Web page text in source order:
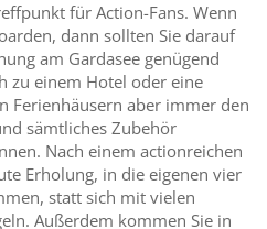
für Action-Fans. Wenn
dann sollten Sie darauf
am Gardasee genügend
zu einem Hotel oder eine
Ferienhäusern aber immer den
sämtliches Zubehör
Nach einem actionreichen
Erholung, in die eigenen vier
statt sich mit vielen
Außerdem kommen Sie in